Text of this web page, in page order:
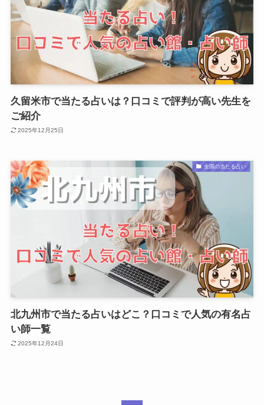
久留米市で当たる占いは？口コミで評判が高い先生を
ご紹介
2025年12月25日
全国の当たる占い
北九州市で当たる占いはどこ？口コミで人気の有名占
い師一覧
2025年12月24日